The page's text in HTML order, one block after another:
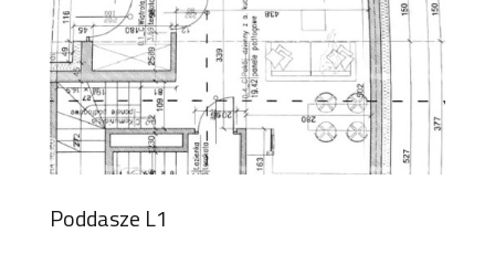
Poddasze L1